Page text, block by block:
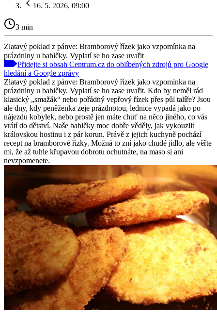
16. 5. 2026, 09:00
3 min
Zlatavý poklad z pánve: Bramborový řízek jako vzpomínka na
prázdniny u babičky. Vyplatí se ho zase uvařit
Přidejte si obsah Centrum.cz do oblíbených zdrojů pro Google
hledání a Google zprávy
Zlatavý poklad z pánve: Bramborový řízek jako vzpomínka na
prázdniny u babičky. Vyplatí se ho zase uvařit. Kdo by neměl rád
klasický „smažák“ nebo pořádný vepřový řízek přes půl talíře? Jsou
ale dny, kdy peněženka zeje prázdnotou, lednice vypadá jako po
nájezdu kobylek, nebo prostě jen máte chuť na něco jiného, co vás
vrátí do dětství. Naše babičky moc dobře věděly, jak vykouzlit
královskou hostinu i z pár korun. Právě z jejich kuchyně pochází
recept na bramborové řízky. Možná to zní jako chudé jídlo, ale věřte
mi, že až tuhle křupavou dobrotu ochutnáte, na maso si ani
nevzpomenete.